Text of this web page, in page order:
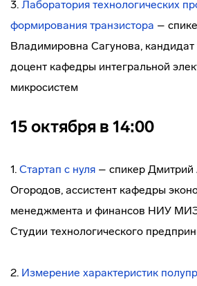
3. Лаборатория технологических
формирования транзистора –
Владимировна Сагунова, кандидат
доцент кафедры интегральной
микросистем
15 октября в 14:00
1. Стартап с нуля – спикер Дмитрий
Огородов, ассистент кафедры
менеджмента и финансов НИУ
Студии технологического
2. Измерение характеристик